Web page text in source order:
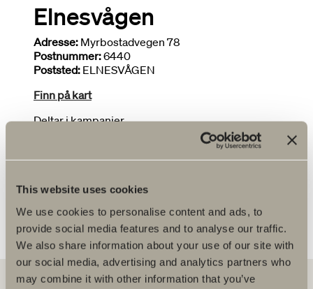
This website uses cookies
We use cookies to personalise content and ads, to
provide social media features and to analyse our traffic.
We also share information about your use of our site with
our social media, advertising and analytics partners who
may combine it with other information that you’ve
Elnesvågen
Adresse: Myrbostadvegen 78
Postnummer:6440
Poststed: ELNESVÅGEN
Finn på kart
Deltar i kampanjer